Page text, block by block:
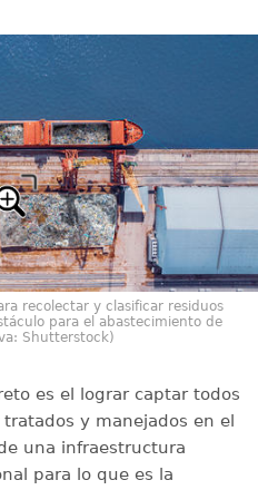
recolectar y clasificar residuos
para el abastecimiento de
Shutterstock)
es el lograr captar todos
y manejados en el
una infraestructura
para lo que es la